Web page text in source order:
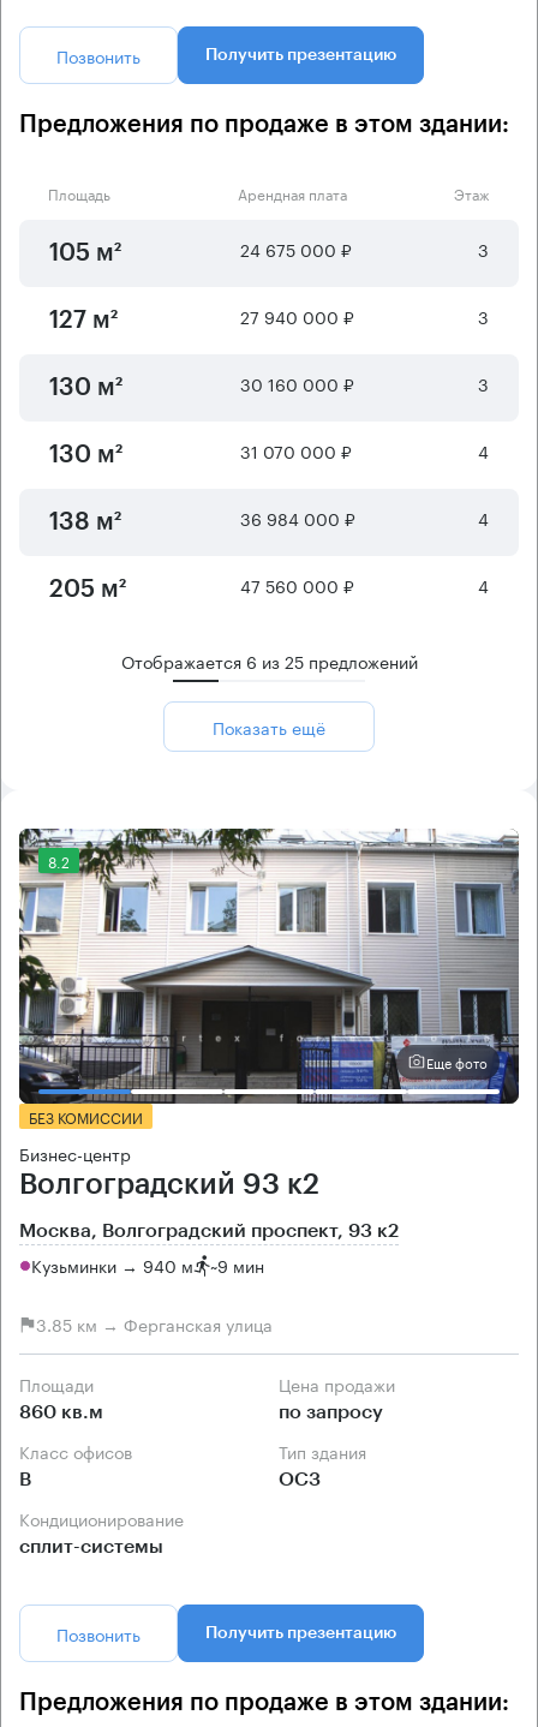
Позвонить Получить презентацию
Предложения по продаже в этом здании:
Площадь Арендная плата Этаж
105 м² 24 675 000 ₽ 3
127 м² 27 940 000 ₽ 3
130 м² 30 160 000 ₽ 3
130 м² 31 070 000 ₽ 4
138 м² 36 984 000 ₽ 4
205 м² 47 560 000 ₽ 4
Отображается 6 из25предложений
Показать ещё
8.2
Еще фото
БЕЗ КОМИССИИ
Бизнес-центр
Волгоградский 93 к2
Москва, Волгоградский проспект, 93 к2
Кузьминки → 940 м ~9 мин
3.85 км → Ферганская улица
Площади
860 кв.м
Цена продажи
по запросу
Класс офисов
B
Тип здания
ОСЗ
Кондиционирование
сплит-системы
Позвонить Получить презентацию
Предложения по продаже в этом здании: